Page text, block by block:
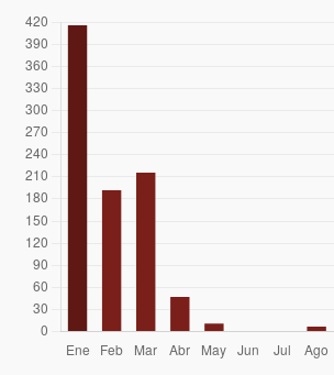
24/01/26
Sergio Pinedo
22/10/25
Hugo Martínez